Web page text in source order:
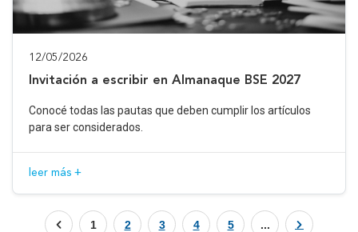
12/05/2026
Invitación a escribir en Almanaque BSE 2027
Conocé todas las pautas que deben cumplir los artículos
para ser considerados.
leer más +
1 2 3 4 5 ...